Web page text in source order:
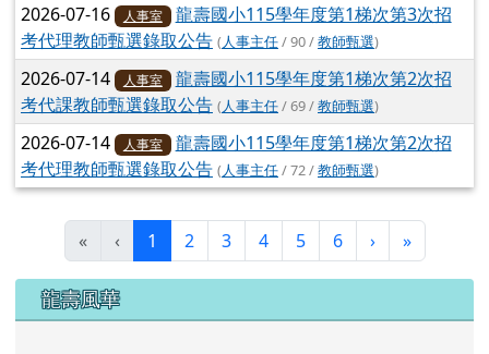
2026-07-16 人事室
龍壽國小115學年度第1梯次第3次招
考代理教師甄選錄取公告 (人事主任/ 90 /教師甄選)
2026-07-14 人事室
龍壽國小115學年度第1梯次第2次招
考代課教師甄選錄取公告 (人事主任/ 69 /教師甄選)
2026-07-14 人事室
龍壽國小115學年度第1梯次第2次招
考代理教師甄選錄取公告 (人事主任/ 72 /教師甄選)
« ‹ 1 (目前頁次)
2 3 4 5 6 ›下一頁
»最後頁
左邊區域內容
龍壽風華